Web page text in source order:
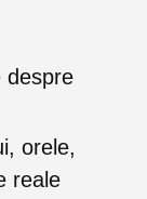
despre
orele,
reale